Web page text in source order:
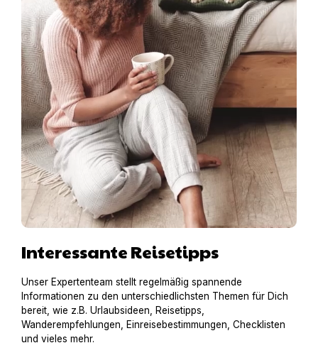
Interessante Reisetipps
Unser Expertenteam stellt regelmäßig spannende
Informationen zu den unterschiedlichsten Themen für Dich
bereit, wie z.B. Urlaubsideen, Reisetipps,
Wanderempfehlungen, Einreisebestimmungen, Checklisten
und vieles mehr.